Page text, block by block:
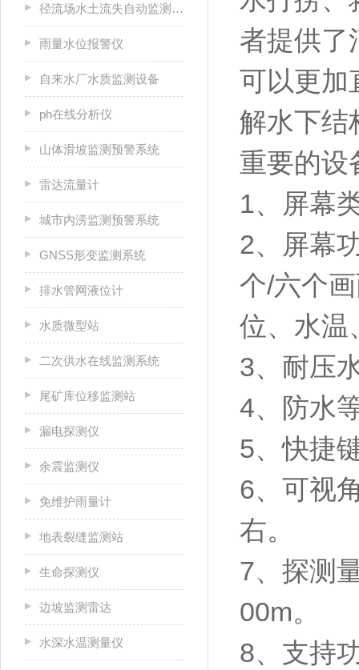
径流场水土流失自动监测系统
雨量水位报警仪
自来水厂水质监测设备
ph在线分析仪
山体滑坡监测预警系统
雷达流量计
城市内涝监测预警系统
GNSS形变监测系统
排水管网液位计
水质微型站
二次供水在线监测系统
尾矿库位移监测站
漏电探测仪
余震监测仪
免维护雨量计
地表裂缝监测站
生命探测仪
边坡监测雷达
水深水温测量仪
者提供了
可以更加
解水下结
重要的设
1、屏幕
2、屏幕
个/六个
位、水温
3、耐压
4、防水
5、快
6、可视
右。
7、探测
00m。
8、支持